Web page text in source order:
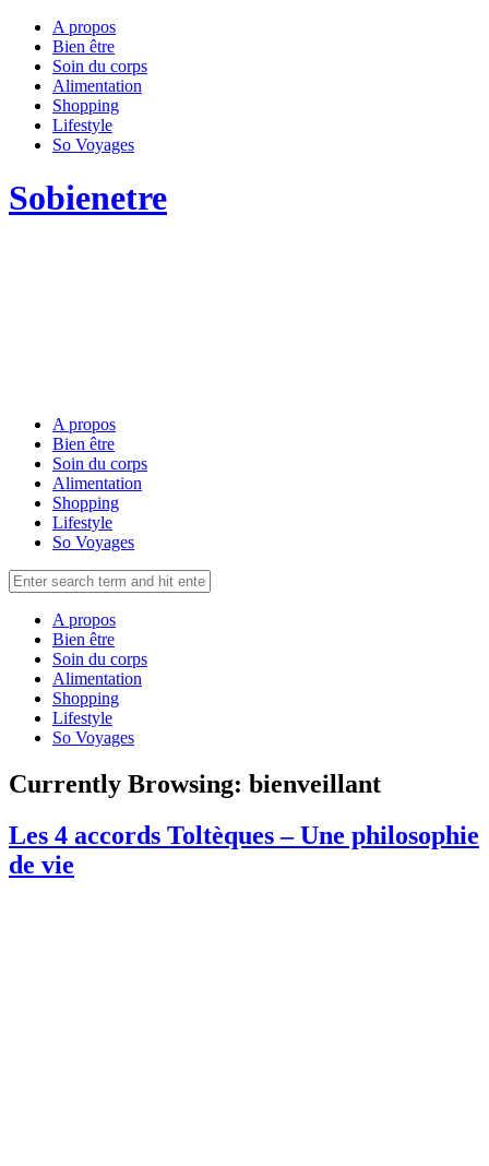
A propos
Bien être
Soin du corps
Alimentation
Shopping
Lifestyle
So Voyages
Sobienetre
A propos
Bien être
Soin du corps
Alimentation
Shopping
Lifestyle
So Voyages
A propos
Bien être
Soin du corps
Alimentation
Shopping
Lifestyle
So Voyages
Currently Browsing: bienveillant
Les 4 accords Toltèques – Une philosophie
de vie